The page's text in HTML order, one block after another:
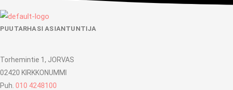
PUUTARHASI ASIANTUNTIJA
Torhemintie 1, JORVAS
02420 KIRKKONUMMI
Puh. 010 4248100